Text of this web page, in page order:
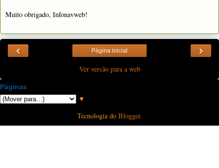
Muito obrigado, Infonavweb!
‹ ›
Página inicial
Ver versão para a web
Páginas
▼
Tecnologia do Blogger.